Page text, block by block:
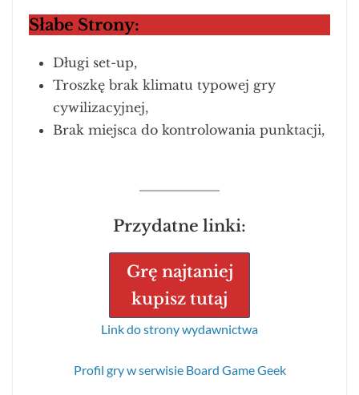
Słabe Strony:
Długi set-up,
Troszkę brak klimatu typowej gry
cywilizacyjnej,
Brak miejsca do kontrolowania punktacji,
Przydatne linki:
Grę najtaniej
kupisz tutaj
Link do strony wydawnictwa
Profil gry w serwisie Board Game Geek